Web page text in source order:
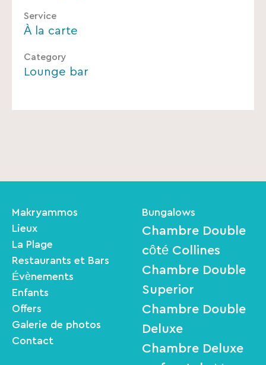
Service
À la carte
Category
Lounge bar
Makryammos
Lieux
La Plage
Restaurants et Bars
Évènements
Enfants
Offers
Galerie de photos
Contact
Bungalows
Chambre Double
côté Collines
Chambre Double
Superior
Chambre Double
Deluxe
Chambre Deluxe